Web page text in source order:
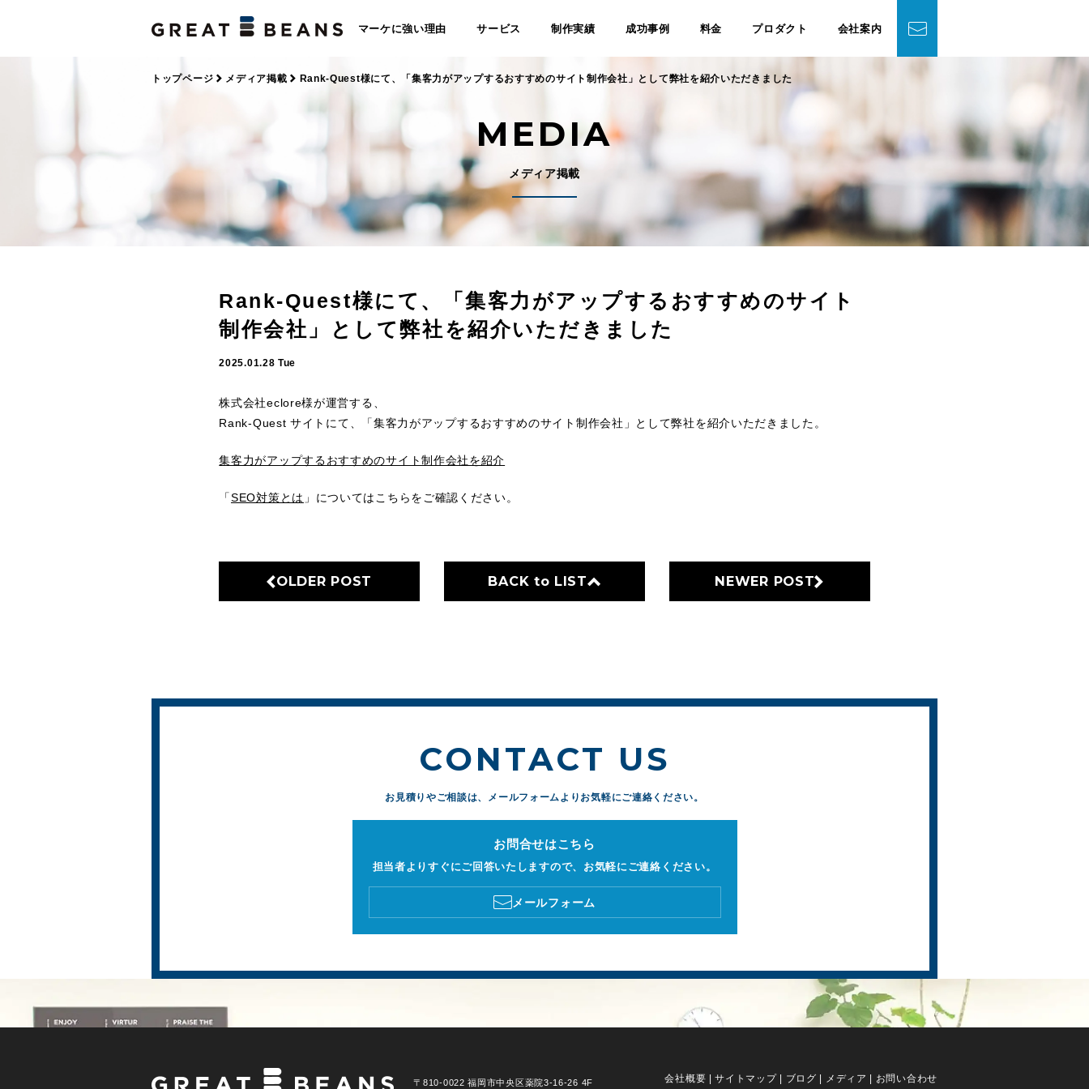
マーケに強い理由 サービス 制作実績 成功事例 料金 プロダクト 会社案内
トップページ メディア掲載 Rank-Quest様にて、「集客力がアップするおすすめのサイト制作会社」として弊社を紹介いただきました
MEDIA
メディア掲載
Rank-Quest様にて、「集客力がアップするおすすめのサイト
制作会社」として弊社を紹介いただきました
2025.01.28 Tue
株式会社eclore様が運営する、
Rank-Quest サイトにて、「集客力がアップするおすすめのサイト制作会社」として弊社を紹介いただきました。
集客力がアップするおすすめのサイト制作会社を紹介
「SEO対策とは 」についてはこちらをご確認ください。
OLDER POST BACK to LIST NEWER POST
CONTACT US
お見積りやご相談は、 メールフォームよりお気軽にご連絡ください。
お問合せはこちら
担当者よりすぐにご回答いたしますので、お気軽にご連絡ください。
メールフォーム
〒810-0022 福岡市中央区薬院3-16-26 4F 会社概要 |サイトマップ| ブログ | メディア | お問い合わせ